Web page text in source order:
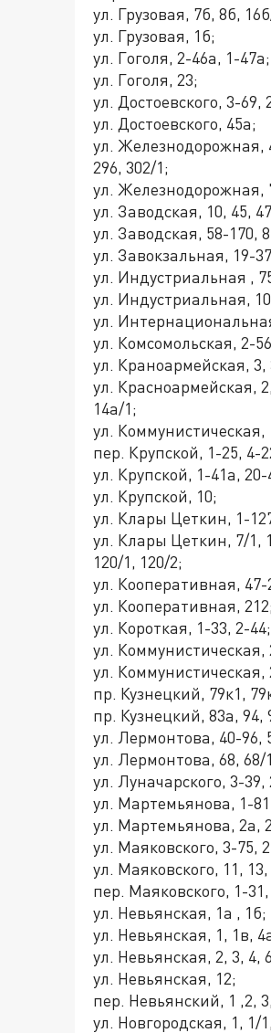
ул. Грузовая, 7б, 8б,
ул. Грузовая, 1б;
ул. Гоголя, 2-46а, 1-47а;
ул. Гоголя, 23;
ул. Достоевского, 3-69,
ул. Достоевского, 45а;
ул. Железнодорожная,
296, 302/1;
ул. Железнодорожная,
ул. Заводская, 10, 45,
ул. Заводская, 58-170,
ул. Завокзальная, 19-
ул. Индустриальная ,
ул. Индустриальная,
ул.
ул. Комсомольская, 2-
ул. Краноармейская, 3,
ул. Красноармейская,
14а/1;
ул. Коммунистическая,
пер. Крупской, 1-25, 4-
ул. Крупской, 1-41а, 20-
ул. Крупской, 10;
ул. Клары Цеткин, 1-
ул. Клары Цеткин, 7/1,
120/1, 120/2;
ул. Кооперативная, 47-
ул. Кооперативная, 212;
ул. Короткая, 1-33, 2-44;
ул. Коммунистическая,
ул. Коммунистическая,
пр. Кузнецкий, 79к1,
пр. Кузнецкий, 83а, 94,
ул. Лермонтова, 40-96,
ул. Лермонтова, 68, 68/
ул. Луначарского, 3-39,
ул. Мартемьянова, 1-
ул. Мартемьянова, 2а,
ул. Маяковского, 3-75,
ул. Маяковского, 11, 13,
пер. Маяковского, 1-
ул. Невьянская, 1а , 1б;
ул. Невьянская, 1, 1в,
ул. Невьянская, 2, 3, 4,
ул. Невьянская, 12;
пер. Невьянский, 1 ,2,
ул. Новгородская, 1, 1/